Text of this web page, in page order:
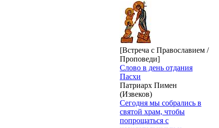
[Встреча с Православием /
Проповеди]
Слово в день отдания
Пасхи
Патриарх Пимен
(Извеков)
Сегодня мы собрались в
святой храм, чтобы
попрощаться с